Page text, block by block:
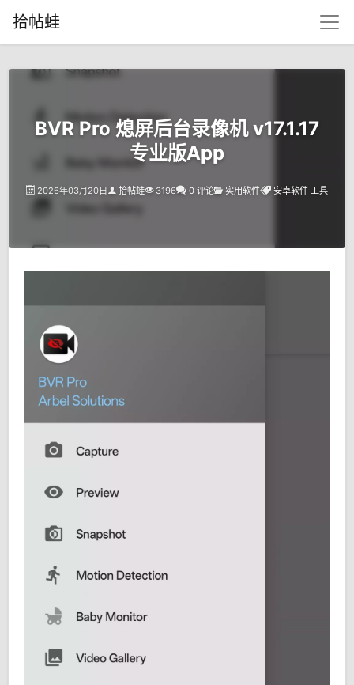
拾帖蛙
BVR Pro 熄屏后台录像机 v17.1.17
专业版App
2026年03月20日 拾帖蛙 3196 0 评论 实用软件 安卓软件 工具